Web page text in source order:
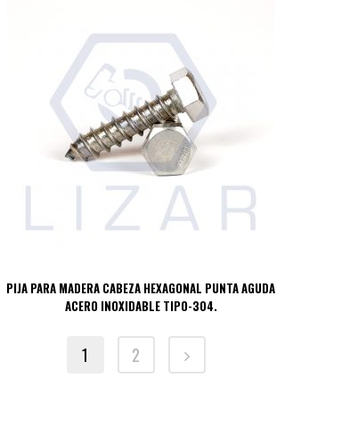
PIJA PARA MADERA CABEZA HEXAGONAL PUNTA AGUDA
ACERO INOXIDABLE TIPO-304.
1 2